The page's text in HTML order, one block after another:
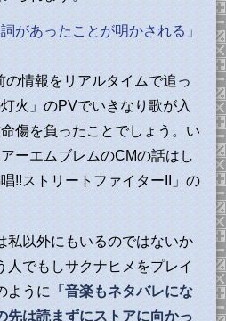
があったことが明かされる」
の情報をリアルタイムで追っ
火」のPVでいきなり歌が入
傷を負ったことでしょう。い
ーエムブレムのCMの話はし
!!ストリートファイターII」の
以外にもいるのではないか
人でもしサクナヒメをプレイ
ように
「音楽もネタバレにな
先は読まずにストアに向かっ